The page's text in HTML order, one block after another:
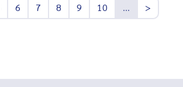
6 7 8 9 10 … >